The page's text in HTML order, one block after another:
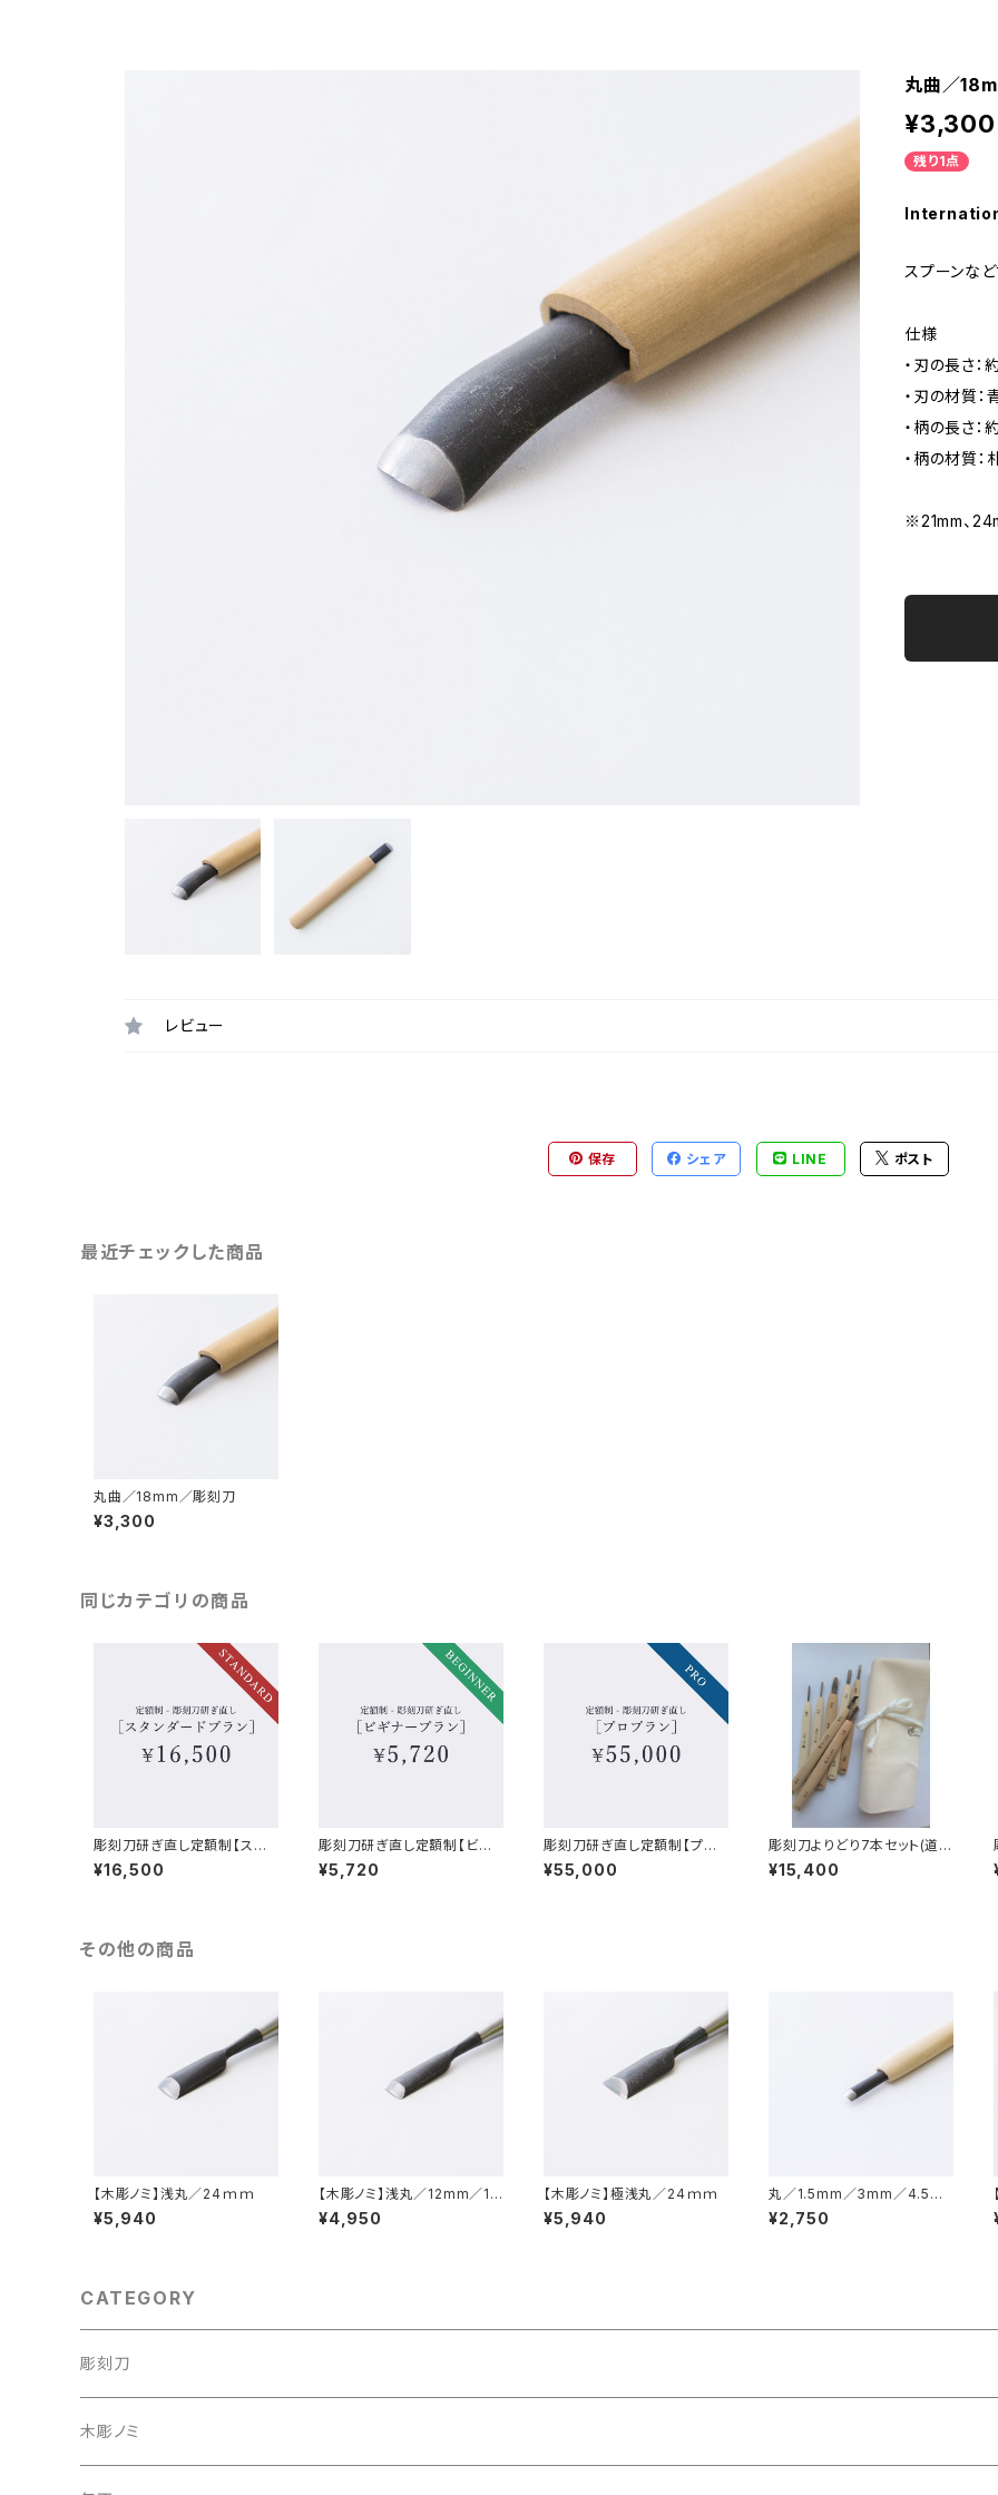
丸曲／
¥3,300
残り1点
スプーンな
仕様
・刃の長さ：
・刃の材質
・柄の長さ：
・柄の材質：
※21mm、
レビュー
保存 シェア LINE ポスト
最近チェックした商品
丸曲／18mm／彫刻刀
¥3,300
同じカテゴリの商品
彫刻刀研ぎ直し定額制【スタ
ンダードプラン】
¥16,500
彫刻刀研ぎ直し定額制【ビギ
ナープラン】
¥5,720
彫刻刀研ぎ直し定額制【プロ
プラン】
¥55,000
彫刻刀よりどり7本セット(道具
袋付)
¥15,400
その他の商品
【木彫ノミ】浅丸／24ｍｍ
¥5,940
【木彫ノミ】浅丸／12mm／15
mm
¥4,950
【木彫ノミ】極浅丸／24ｍｍ
¥5,940
丸／1.5mm／3mm／4.5m
m／6mm／7.5mm／9mm
／10.5mm／12mm／15mm
¥2,750
CATEGORY
彫刻刀
彫刻刀セット
木彫ノミ